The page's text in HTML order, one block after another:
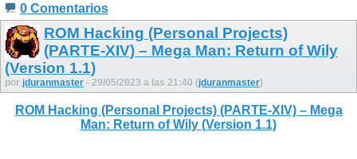
0 Comentarios
ROM Hacking (Personal Projects)
(PARTE-XIV) – Mega Man: Return of Wily
(Version 1.1)
por jduranmaster - 29/05/2023 a las 21:40 (jduranmaster)
ROM Hacking (Personal Projects) (PARTE-XIV) – Mega
Man: Return of Wily (Version 1.1)